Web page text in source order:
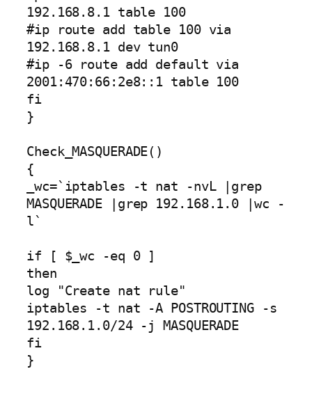
192.168.8.1 table 100
#ip route add table 100 via
192.168.8.1 dev tun0
#ip -6 route add default via
2001:470:66:2e8::1 table 100
fi
}
Check_MASQUERADE()
{
_wc=`iptables -t nat -nvL |grep
MASQUERADE |grep 192.168.1.0 |wc -
l`
if [ $_wc -eq 0 ]
then
log "Create nat rule"
iptables -t nat -A POSTROUTING -s
192.168.1.0/24 -j MASQUERADE
fi
}